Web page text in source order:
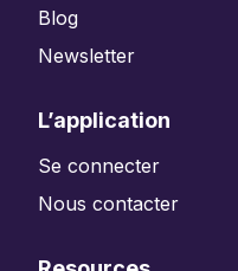
Blog
Newsletter
L’application
Se connecter
Nous contacter